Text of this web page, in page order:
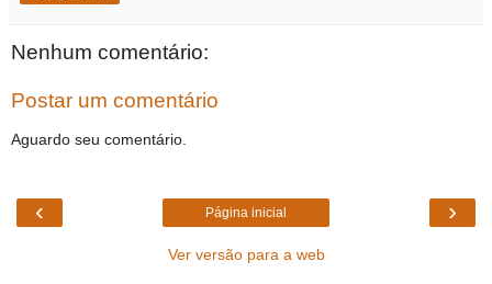
Nenhum comentário:
Postar um comentário
Aguardo seu comentário.
‹ ›
Página inicial
Ver versão para a web